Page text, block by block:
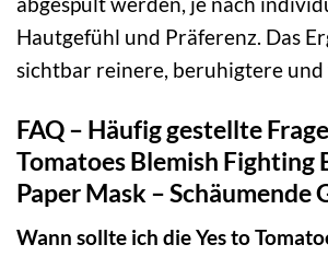
Hautgefühl und Präferenz. Das
sichtbar reinere, beruhigtere
FAQ – Häufig gestellte
Tomatoes Blemish Fighting
Paper Mask – Schäumende
Wann sollte ich die Yes to